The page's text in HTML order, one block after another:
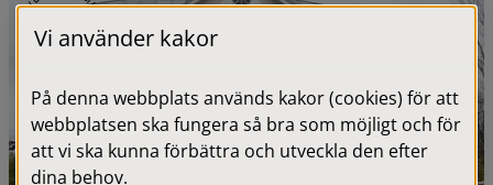
Vi använder kakor
På denna webbplats används kakor (cookies) för att
webbplatsen ska fungera så bra som möjligt och för
att vi ska kunna förbättra och utveckla den efter
dina behov.